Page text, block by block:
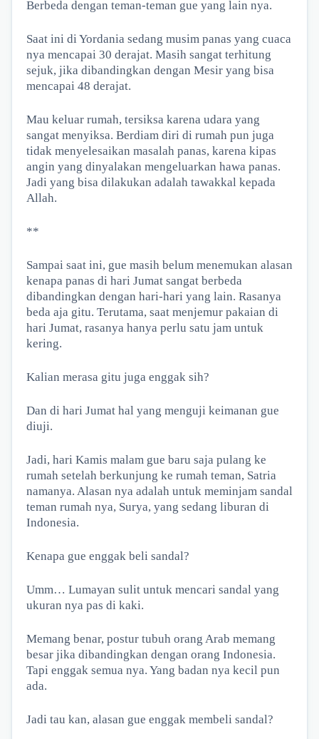
Berbeda dengan teman-teman gue yang lain nya.
Saat ini di Yordania sedang musim panas yang cuaca
nya mencapai 30 derajat. Masih sangat terhitung
sejuk, jika dibandingkan dengan Mesir yang bisa
mencapai 48 derajat.
Mau keluar rumah, tersiksa karena udara yang
sangat menyiksa. Berdiam diri di rumah pun juga
tidak menyelesaikan masalah panas, karena kipas
angin yang dinyalakan mengeluarkan hawa panas.
Jadi yang bisa dilakukan adalah tawakkal kepada
Allah.
**
Sampai saat ini, gue masih belum menemukan alasan
kenapa panas di hari Jumat sangat berbeda
dibandingkan dengan hari-hari yang lain. Rasanya
beda aja gitu. Terutama, saat menjemur pakaian di
hari Jumat, rasanya hanya perlu satu jam untuk
kering.
Kalian merasa gitu juga enggak sih?
Dan di hari Jumat hal yang menguji keimanan gue
diuji.
Jadi, hari Kamis malam gue baru saja pulang ke
rumah setelah berkunjung ke rumah teman, Satria
namanya. Alasan nya adalah untuk meminjam sandal
teman rumah nya, Surya, yang sedang liburan di
Indonesia.
Kenapa gue enggak beli sandal?
Umm… Lumayan sulit untuk mencari sandal yang
ukuran nya pas di kaki.
Memang benar, postur tubuh orang Arab memang
besar jika dibandingkan dengan orang Indonesia.
Tapi enggak semua nya. Yang badan nya kecil pun
ada.
Jadi tau kan, alasan gue enggak membeli sandal?